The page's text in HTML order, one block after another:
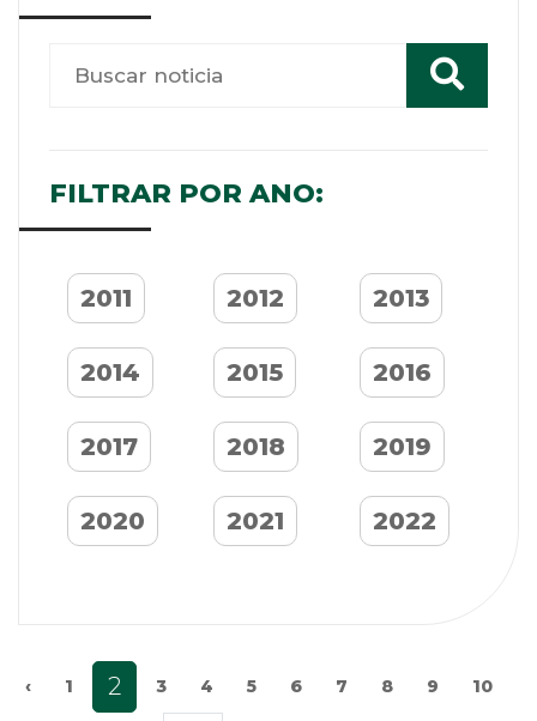
FILTRAR POR ANO:
2011 2012 2013
2014 2015 2016
2017 2018 2019
2020 2021 2022
‹ 1 2 3 4 5 6 7 8 9 10